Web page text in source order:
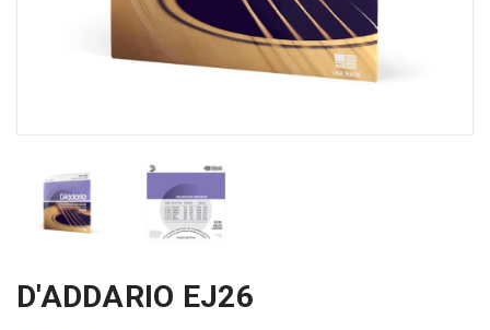
D'ADDARIO EJ26